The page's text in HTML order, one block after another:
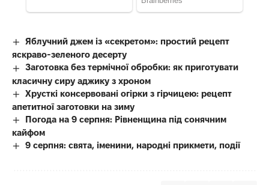
Яблучний джем із «секретом»: простий рецепт
яскраво-зеленого десерту
Заготовка без термічної обробки: як приготувати
класичну сиру аджику з хроном
Хрусткі консервовані огірки з гірчицею: рецепт
апетитної заготовки на зиму
Погода на 9 серпня: Рівненщина під сонячним
кайфом
9 серпня: свята, іменини, народні прикмети, події